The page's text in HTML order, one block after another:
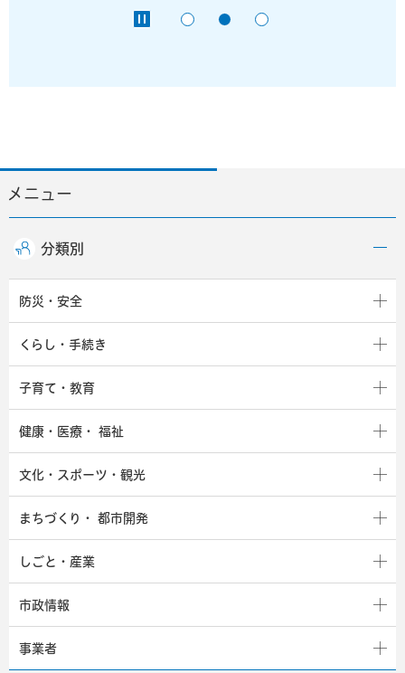
メニュー
分類別
防災・安全
くらし・手続き
子育て・教育
健康・医療・ 福祉
文化・スポーツ・観光
まちづくり・ 都市開発
しごと・産業
市政情報
事業者